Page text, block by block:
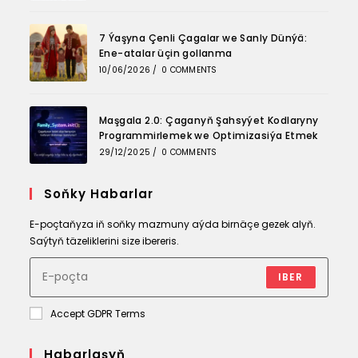
7 Ýaşyna Çenli Çagalar we Sanly Dünýä:
Ene-atalar üçin gollanma
10/06/2026 / 0 COMMENTS
Maşgala 2.0: Çaganyň Şahsyýet Kodlaryny
Programmirlemek we Optimizasiýa Etmek
29/12/2025 / 0 COMMENTS
Soňky Habarlar
E-poçtaňyza iň soňky mazmuny aýda birnäçe gezek alyň.
Saýtyň täzeliklerini size ibereris.
IBER
Accept GDPR Terms
Habarlaşyň